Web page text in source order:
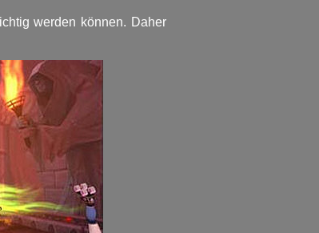
werden können. Daher